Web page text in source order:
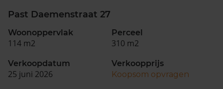
Past Daemenstraat 27
Woonoppervlak
114 m2
Perceel
310 m2
Verkoopdatum
25 juni 2026
Verkoopprijs
Koopsom opvragen